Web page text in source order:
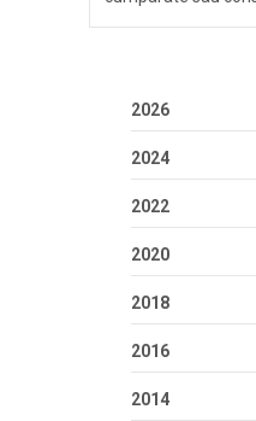
2026
2024
2022
2020
2018
2016
2014